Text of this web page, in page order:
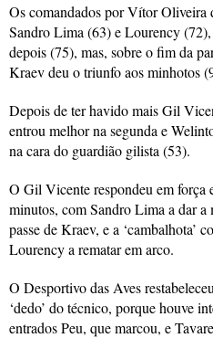
Os comandados por Vítor Oliveira
Sandro Lima (63) e Lourency
depois (75), mas, sobre o fim da
Kraev deu o triunfo aos minhotos
Depois de ter havido mais Gil
entrou melhor na segunda e
na cara do guardião gilista (53).
O Gil Vicente respondeu em força
minutos, com Sandro Lima a dar a
passe de Kraev, e a ‘cambalhota’
Lourency a rematar em arco.
O Desportivo das Aves
‘dedo’ do técnico, porque houve
entrados Peu, que marcou, e